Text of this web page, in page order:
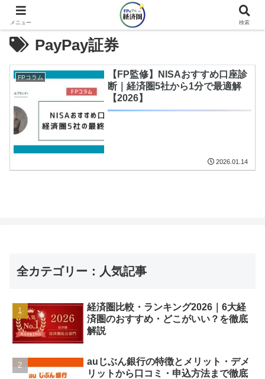
PayPay証券
FPコラム
【FP監修】NISAおすすめ口座診
断｜経済圏5社から1分で最適解
【2026】
2026.01.14
全カテゴリー：人気記事
経済圏比較・ランキング2026｜6大経
済圏のおすすめ・どこがいい？を徹底
解説
auじぶん銀行の特徴とメリット・デメ
リットから口コミ・申込方法まで徹底
メニュー 検索